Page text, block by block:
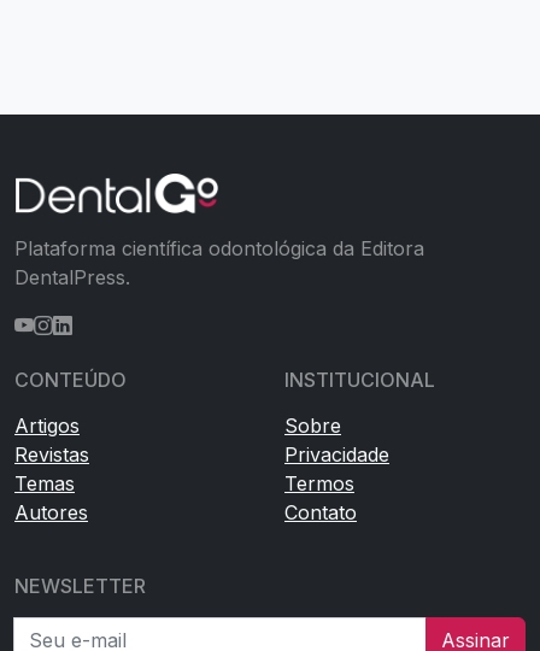
Plataforma científica odontológica da Editora
DentalPress.
CONTEÚDO
Artigos
Revistas
Temas
Autores
INSTITUCIONAL
Sobre
Privacidade
Termos
Contato
NEWSLETTER
Seu e-mail
Assinar